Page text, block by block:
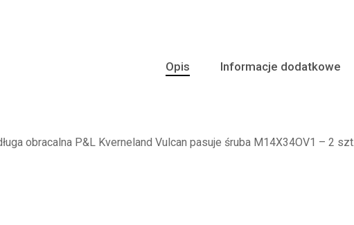
Opis Informacje dodatkowe
obracalna P&L Kverneland Vulcan pasuje śruba M14X34OV1 – 2 szt.